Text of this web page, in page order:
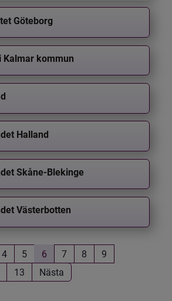
Göteborg
Kalmar kommun
Halland
Skåne-Blekinge
Västerbotten
4 5 6 7 8
9
13 Nästa